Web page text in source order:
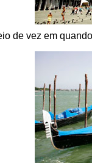
de vez em